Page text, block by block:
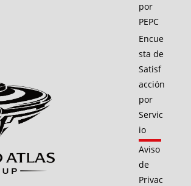
por
PEPC
Encue
sta de
Satisf
acción
por
Servic
io
Aviso
de
Privac